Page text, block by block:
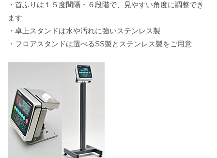
・首ふりは１５度間隔・６段階で、見やすい角度に調整でき
ます
・卓上スタンドは水や汚れに強いステンレス製
・フロアスタンドは選べるSS製とステンレス製をご用意